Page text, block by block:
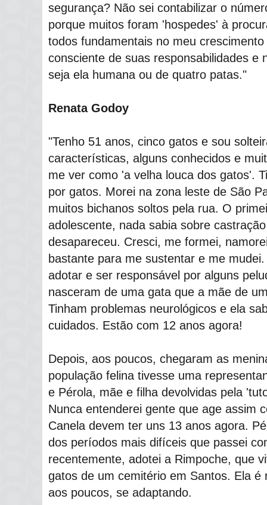
segurança? Não sei contabilizar o
porque muitos foram 'hospedes' à
todos fundamentais no meu
consciente de suas responsabilidades e
seja ela humana ou de quatro patas."
Renata Godoy
"Tenho 51 anos, cinco gatos e sou
características, alguns conhecidos e
me ver como 'a velha louca dos gatos'.
por gatos. Morei na zona leste de São
muitos bichanos soltos pela rua. O
adolescente, nada sabia sobre
desapareceu. Cresci, me formei,
bastante para me sustentar e me
adotar e ser responsável por alguns
nasceram de uma gata que a mãe de
Tinham problemas neurológicos e ela
cuidados. Estão com 12 anos agora!
Depois, aos poucos, chegaram as
população felina tivesse uma
e Pérola, mãe e filha devolvidas pela
Nunca entenderei gente que age assim
Canela devem ter uns 13 anos agora.
dos períodos mais difíceis que passei
recentemente, adotei a Rimpoche, que
gatos de um cemitério em Santos. Ela
aos poucos, se adaptando.